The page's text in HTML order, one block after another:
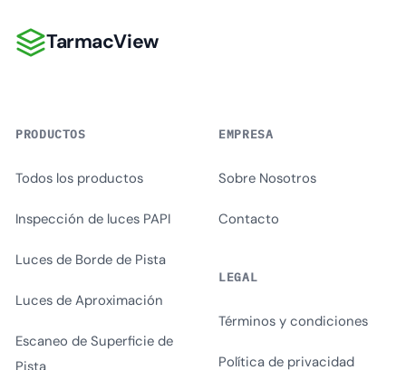
TarmacView
TarmacView
PRODUCTOS
Todos los productos
Inspección de luces PAPI
Luces de Borde de Pista
Luces de Aproximación
Escaneo de Superficie de
Pista
EMPRESA
Sobre Nosotros
Contacto
LEGAL
Términos y condiciones
Política de privacidad